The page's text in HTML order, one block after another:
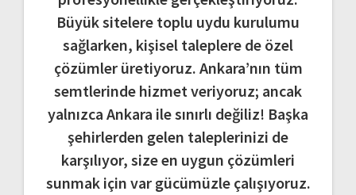
Büyük sitelere toplu uydu kurulumu
sağlarken, kişisel taleplere de özel
çözümler üretiyoruz. Ankara’nın tüm
semtlerinde hizmet veriyoruz; ancak
yalnızca Ankara ile sınırlı değiliz! Başka
şehirlerden gelen taleplerinizi de
karşılıyor, size en uygun çözümleri
sunmak için var gücümüzle çalışıyoruz.